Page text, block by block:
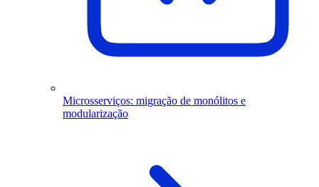
Microsserviços: migração de monólitos e
modularização